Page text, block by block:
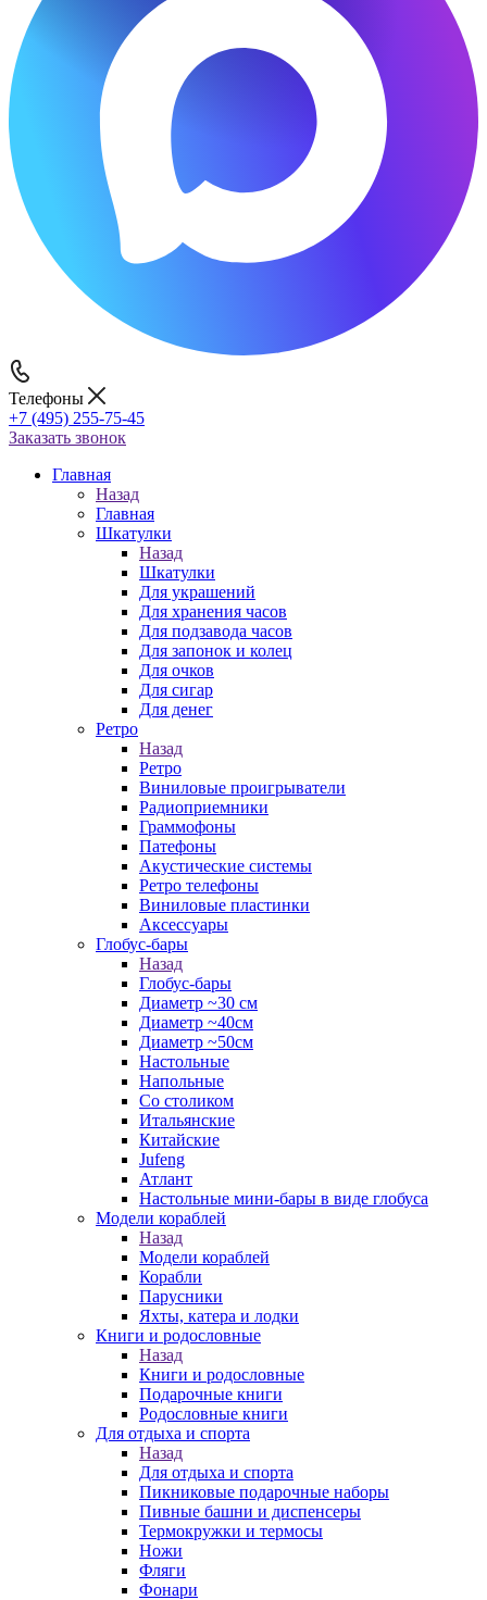
Телефоны
+7 (495) 255-75-45
Заказать звонок
Главная
Назад
Главная
Шкатулки
Назад
Шкатулки
Для украшений
Для хранения часов
Для подзавода часов
Для запонок и колец
Для очков
Для сигар
Для денег
Ретро
Назад
Ретро
Виниловые проигрыватели
Радиоприемники
Граммофоны
Патефоны
Акустические системы
Ретро телефоны
Виниловые пластинки
Аксессуары
Глобус-бары
Назад
Глобус-бары
Диаметр ~30 см
Диаметр ~40см
Диаметр ~50см
Настольные
Напольные
Со столиком
Итальянские
Китайские
Jufeng
Атлант
Настольные мини-бары в виде глобуса
Модели кораблей
Назад
Модели кораблей
Корабли
Парусники
Яхты, катера и лодки
Книги и родословные
Назад
Книги и родословные
Подарочные книги
Родословные книги
Для отдыха и спорта
Назад
Для отдыха и спорта
Пикниковые подарочные наборы
Пивные башни и диспенсеры
Термокружки и термосы
Ножи
Фляги
Фонари